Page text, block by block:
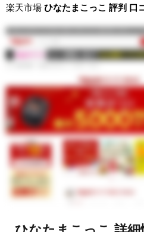
楽天市場 ひなたまこっこ 評判 口